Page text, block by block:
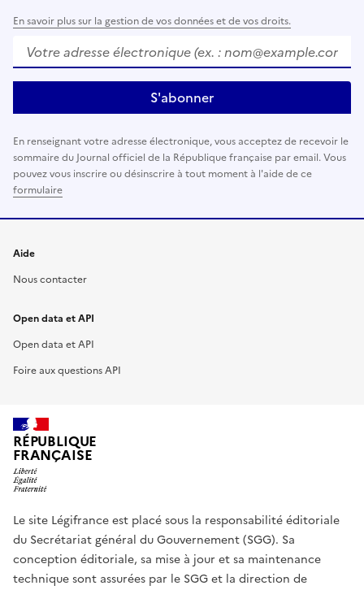
En savoir plus sur la gestion de vos données et de vos droits.
Votre adresse électronique (ex. : nom@example.com
S'abonner
En renseignant votre adresse électronique, vous acceptez de recevoir le
sommaire du Journal officiel de la République française par email. Vous
pouvez vous inscrire ou désinscrire à tout moment à l'aide de ce
formulaire
Aide
Nous contacter
Open data et API
Open data et API
Foire aux questions API
RÉPUBLIQUE
FRANÇAISE
Le site Légifrance est placé sous la responsabilité éditoriale
du Secrétariat général du Gouvernement (SGG). Sa
conception éditoriale, sa mise à jour et sa maintenance
technique sont assurées par le SGG et la direction de